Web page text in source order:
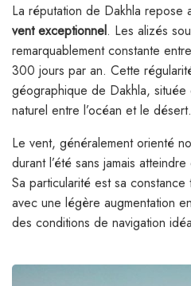
La réputation de Dakhla repose
vent exceptionnel. Les alizés
remarquablement constante
300 jours par an. Cette
géographique de Dakhla,
naturel entre l’océan et le désert.
Le vent, généralement orienté
durant l’été sans jamais
Sa particularité est sa
avec une légère augmentation
des conditions de navigation